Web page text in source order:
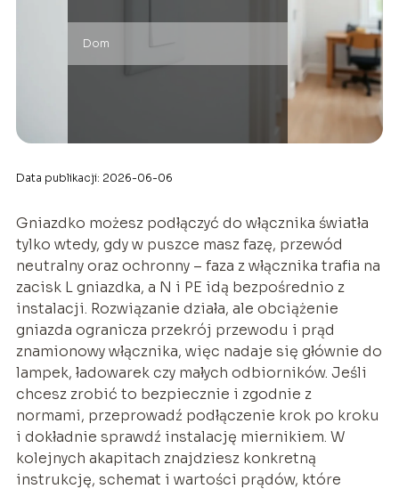
Dom
Data publikacji: 2026-06-06
Gniazdko możesz podłączyć do włącznika światła
tylko wtedy, gdy w puszce masz fazę, przewód
neutralny oraz ochronny – faza z włącznika trafia na
zacisk L gniazdka, a N i PE idą bezpośrednio z
instalacji. Rozwiązanie działa, ale obciążenie
gniazda ogranicza przekrój przewodu i prąd
znamionowy włącznika, więc nadaje się głównie do
lampek, ładowarek czy małych odbiorników. Jeśli
chcesz zrobić to bezpiecznie i zgodnie z
normami, przeprowadź podłączenie krok po kroku
i dokładnie sprawdź instalację miernikiem. W
kolejnych akapitach znajdziesz konkretną
instrukcję, schemat i wartości prądów, które